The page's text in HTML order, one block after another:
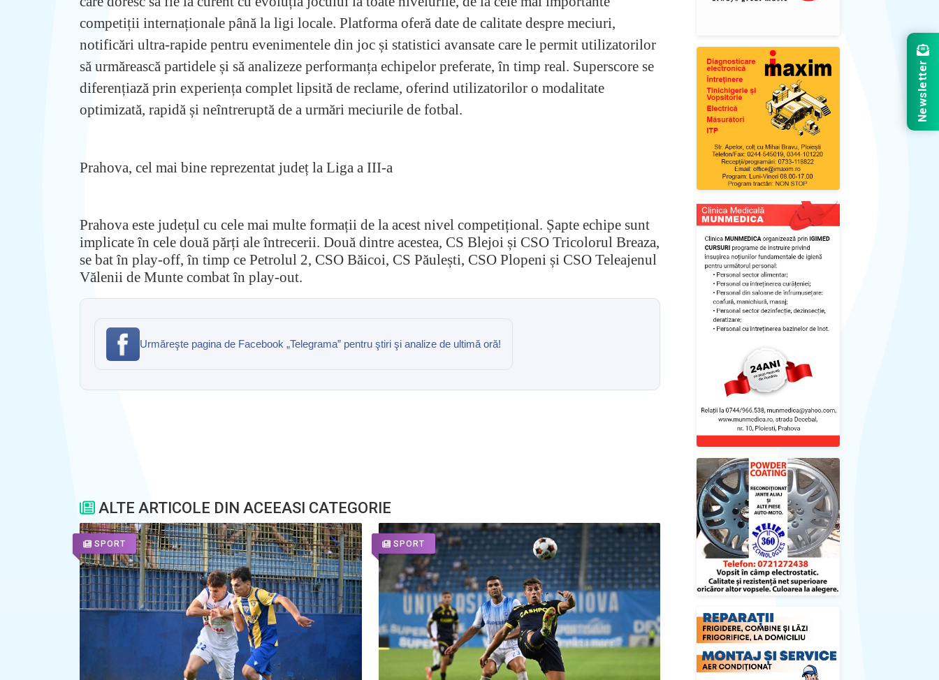
competiții internaționale până la ligi locale. Platforma oferă date de calitate despre meciuri,
notificări ultra-rapide pentru evenimentele din joc și statistici avansate care le permit utilizatorilor
să urmărească partidele și să analizeze performanța echipelor preferate, în timp real. Superscore se
diferențiază prin experiența complet lipsită de reclame, oferind utilizatorilor o modalitate
optimizată, rapidă și neîntreruptă de a urmări meciurile de fotbal.
Prahova, cel mai bine reprezentat județ la Liga a III-a
Prahova este județul cu cele mai multe formații de la acest nivel competițional. Șapte echipe sunt
implicate în cele două părți ale întrecerii. Două dintre acestea, CS Blejoi și CSO Tricolorul Breaza,
se bat în play-off, în timp ce Petrolul 2, CSO Băicoi, CS Păulești, CSO Plopeni și CSO Teleajenul
Vălenii de Munte combat în play-out.
Urmăreşte pagina de Facebook „Telegrama” pentru ştiri şi analize de ultimă oră!
ALTE ARTICOLE DIN ACEEASI CATEGORIE
SPORT SPORT
Newsletter